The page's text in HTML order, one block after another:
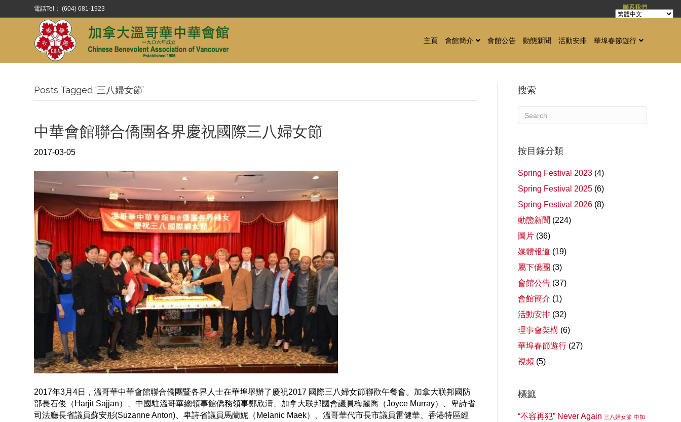
電話Tel： (604) 681-1923 聯系我們
主頁 會館簡介 會館公告 動態新聞 活動安排 華埠春節遊行
Posts Tagged ‘三八婦女節’
中華會館聯合僑團各界慶祝國際三八婦女節
2017-03-05
2017年3月4日，溫哥華中華會館聯合僑團暨各界人士在華埠舉辦了慶祝2017 國際三八婦女節聯歡午餐會。加拿大联邦國防
部長石俊（Harjit Sajjan）、中國駐溫哥華總領事館僑務領事鄭欣濤、加拿大联邦國會議員梅麗喬（Joyce Murray）、卑詩省
司法廳長省議員蘇安彤(Suzanne Anton)、卑詩省議員馬蘭妮（Melanic Maek）、溫哥華代市長市議員雷健華、香港特區經
搜索
按目錄分類
Spring Festival 2023(4)
Spring Festival 2025(6)
Spring Festival 2026(8)
動態新聞 (224)
圖片(36)
媒體報道 (19)
屬下僑團 (3)
會館公告(37)
會館簡介 (1)
活動安排(32)
理事會架構(6)
華埠春節遊行(27)
視頻(5)
標籤
“不容再犯” Never Again 三八婦女節 中加